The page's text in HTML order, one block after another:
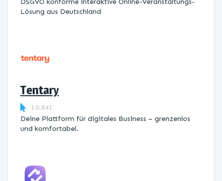
DSGVO konforme interaktive Online-Veranstaltungs-
Lösung aus Deutschland
Tentary
10.841
Deine Plattform für digitales Business – grenzenlos
und komfortabel.